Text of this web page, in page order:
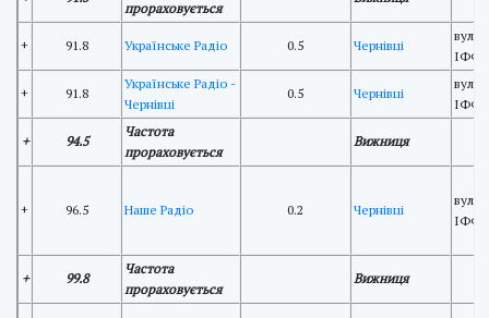
прораховується
+ 91.8 Українське Радіо 0.5 Чернівці
вул.
+ 91.8
Українське Радіо -
Чернівці
0.5 Чернівці
вул.
+ 94.5
Частота
прораховується
Вижниця
+ 96.5 Наше Радіо 0.2 Чернівці
вул.
+ 99.8
Частота
прораховується
Вижниця